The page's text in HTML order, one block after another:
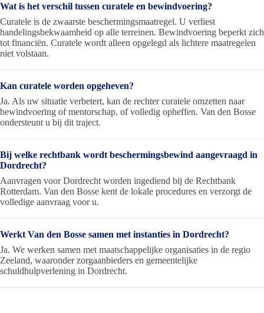
Wat is het verschil tussen curatele en bewindvoering?
Curatele is de zwaarste beschermingsmaatregel. U verliest
handelingsbekwaamheid op alle terreinen. Bewindvoering beperkt zich
tot financiën. Curatele wordt alleen opgelegd als lichtere maatregelen
niet volstaan.
Kan curatele worden opgeheven?
Ja. Als uw situatie verbetert, kan de rechter curatele omzetten naar
bewindvoering of mentorschap, of volledig opheffen. Van den Bosse
ondersteunt u bij dit traject.
Bij welke rechtbank wordt beschermingsbewind aangevraagd in
Dordrecht?
Aanvragen voor Dordrecht worden ingediend bij de Rechtbank
Rotterdam. Van den Bosse kent de lokale procedures en verzorgt de
volledige aanvraag voor u.
Werkt Van den Bosse samen met instanties in Dordrecht?
Ja. We werken samen met maatschappelijke organisaties in de regio
Zeeland, waaronder zorgaanbieders en gemeentelijke
schuldhulpverlening in Dordrecht.